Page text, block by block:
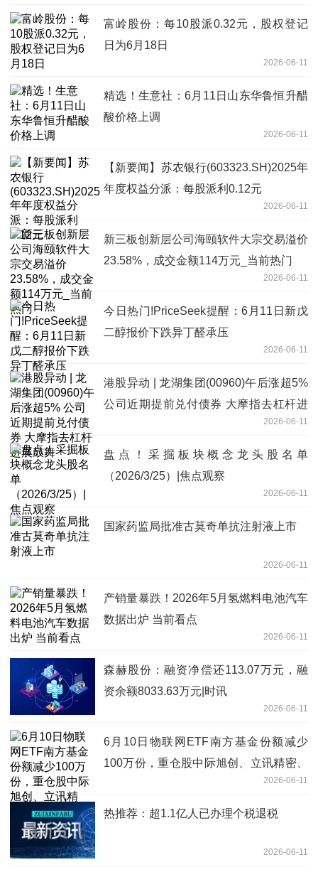
富岭股份：每10股派0.32元，股权登记
日为6月18日
2026-06-11
精选！生意社：6月11日山东华鲁恒升醋
酸价格上调
2026-06-11
【新要闻】苏农银行(603323.SH)2025年
年度权益分派：每股派利0.12元
2026-06-11
新三板创新层公司海颐软件大宗交易溢价
23.58%，成交金额114万元_当前热门
2026-06-11
今日热门!PriceSeek提醒：6月11日新戊
二醇报价下跌异丁醛承压
2026-06-11
港股异动 | 龙湖集团(00960)午后涨超5%
公司近期提前兑付债券 大摩指去杠杆进
2026-06-11
盘点！采掘板块概念龙头股名单
（2026/3/25）|焦点观察
2026-06-11
国家药监局批准古莫奇单抗注射液上市
2026-06-11
产销量暴跌！2026年5月氢燃料电池汽车
数据出炉 当前看点
2026-06-11
森赫股份：融资净偿还113.07万元，融
资余额8033.63万元|时讯
2026-06-11
6月10日物联网ETF南方基金份额减少
100万份，重仓股中际旭创、立讯精密、
2026-06-11
热推荐：超1.1亿人已办理个税退税
2026-06-11